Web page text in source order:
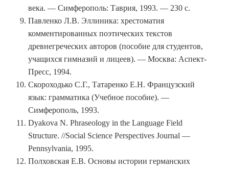
века. — Симферополь: Таврия, 1993. — 230 с.
Павленко Л.В. Эллиника: хрестоматия
комментированных поэтических текстов
древнегреческих авторов (пособие для студентов,
учащихся гимназий и лицеев). — Москва: Аспект-
Пресс, 1994.
Скороходько С.Г., Татаренко Е.Н. Французский
язык: грамматика (Учебное пособие). —
Симферополь, 1993.
Dyakova N. Phraseology in the Language Field
Structure. //Social Science Perspectives Journal —
Pennsylvania, 1995.
Полховская Е.В. Основы истории германских